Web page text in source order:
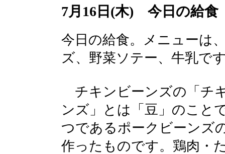
7月16日(木) 今日の給食
今日の給食。メニューは
ズ、野菜ソテー、牛乳で
チキンビーンズの「チ
ンズ」とは「豆」のこと
つであるポークビーンズ
作ったものです。鶏肉・